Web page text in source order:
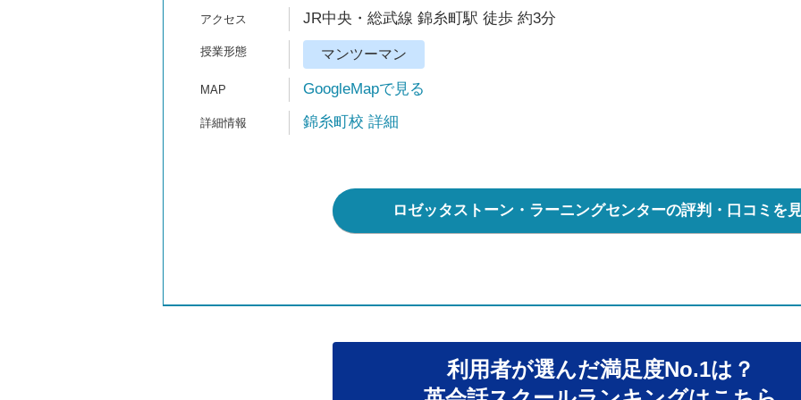
JR中央・総武線 錦糸町駅 徒歩 約3分
マンツーマン
GoogleMapで見る
錦糸町校 詳細
ロゼッタストーン・ラーニングセンターの評判・口コミを
利用者が選んだ満足度No.1は？